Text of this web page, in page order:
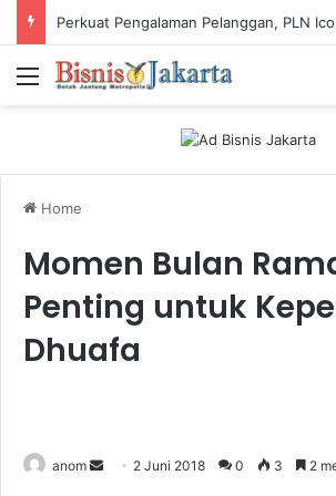
Menu
Home
Momen Bulan
Penting untuk
Dhuafa
anom 2 Juni 2018 0 3 2